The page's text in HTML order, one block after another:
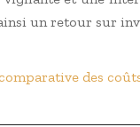
un retour sur
des